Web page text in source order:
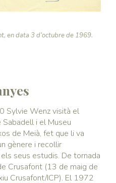
en data 3 d’octubre de 1969.
Sylvie Wenz visità el
i el Museu
de Meià, fet que li va
gènere i recollir
seus estudis. De tornada
Crusafont (13 de maig de
Crusafont/ICP). El 1972